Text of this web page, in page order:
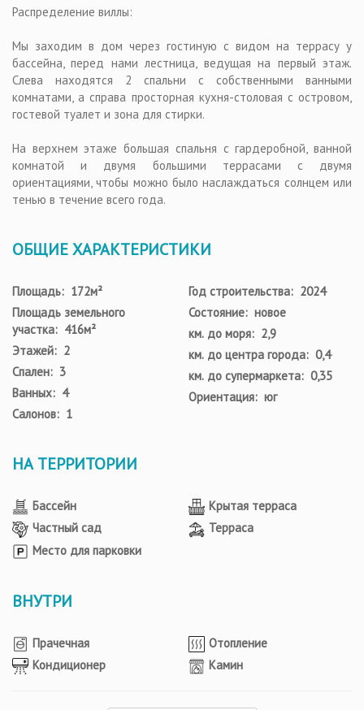
Распределение виллы:
Мы заходим в дом через гостиную с видом на террасу у
бассейна, перед нами лестница, ведущая на первый этаж.
Слева находятся 2 спальни с собственными ванными
комнатами, а справа просторная кухня-столовая с островом,
гостевой туалет и зона для стирки.
На верхнем этаже большая спальня с гардеробной, ванной
комнатой и двумя большими террасами с двумя
ориентациями, чтобы можно было наслаждаться солнцем или
тенью в течение всего года.
ОБЩИЕ ХАРАКТЕРИСТИКИ
Площадь: 172м²
Площадь земельного
участка: 416м²
Этажей: 2
Спален: 3
Ванных: 4
Салонов: 1
Год строительства: 2024
Состояние: новое
км. до моря: 2,9
км. до центра города: 0,4
км. до супермаркета: 0,35
Ориентация: юг
НА ТЕРРИТОРИИ
Бассейн
Частный сад
Место для парковки
Крытая терраса
Терраса
ВНУТРИ
Прачечная
Кондиционер
Отопление
Камин